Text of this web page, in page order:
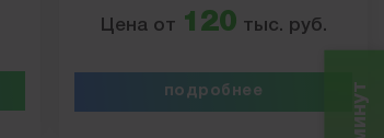
Цена от 120 тыс. руб.
подробнее